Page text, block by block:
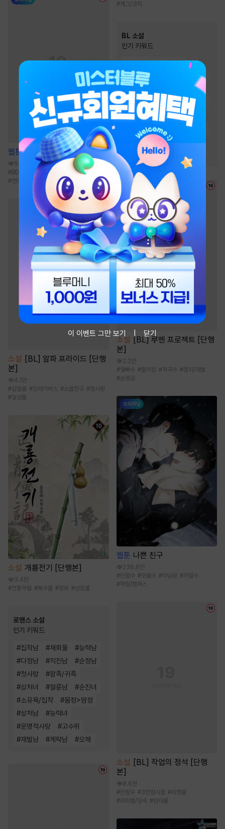
웹툰 내가 사랑하는 보스
59.9만
#BDSM 페티쉬 #주종관계
#연상수
소설 [BL] 알파 프라이드 [단행
본]
4.1만
#삽질물 #오메가버스 #소꿉친구 #첫사랑
#일상물
소설 개룡전기 [단행본]
3.4만
#전통무협 #복수물 #정파 #성장물
로맨스 소설
인기 키워드
#집착남 #재회물 #능력남
#다정남 #직진남 #순정남
#첫사랑 #왕족/귀족
#상처녀 #절륜남 #순진녀
#소유욕/집착 #몸정>맘정
#상처남 #능력녀
#운명적사랑 #고수위
#재벌남 #계략남 #오해
#개그/코믹
BL 소설
인기 키워드
#연하공
순정공
#미인공
# 첫사랑 일상물
능욕공
#상처수 #강공 #단정수
순진수 #절륜공 #능글공
3인칭시점 #미인수
달달물 #다정수
소설 [BL] 루멘 프로젝트 [단행
본]
2.2만
#얼빠수 #할리킹 #적극수 #정치/재벌
#순정공
웹툰 나쁜 친구
236.6만
#단정수 #모쏠수 #미남공 #까칠수
#학원/캠퍼스
소설 [BL] 작업의 정석 [단행
본]
8.6천
#잔망수 #3인칭시점 #리맨물
#라이벌/앙숙 #현대물
이 이벤트 그만 보기 닫기